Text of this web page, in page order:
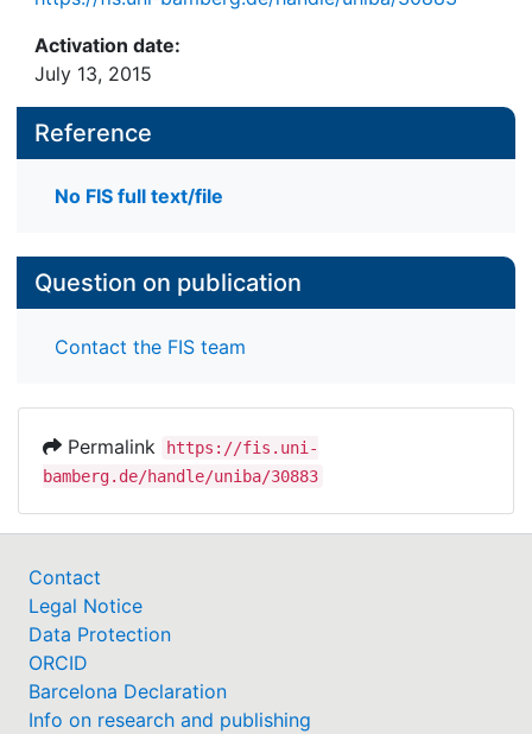
Activation date:
July 13, 2015
Reference
No FIS full text/file
Question on publication
Contact the FIS team
Permalink
https://fis.uni-
bamberg.de/handle/uniba/30883
Contact
Legal Notice
Data Protection
ORCID
Barcelona Declaration
Info on research and publishing